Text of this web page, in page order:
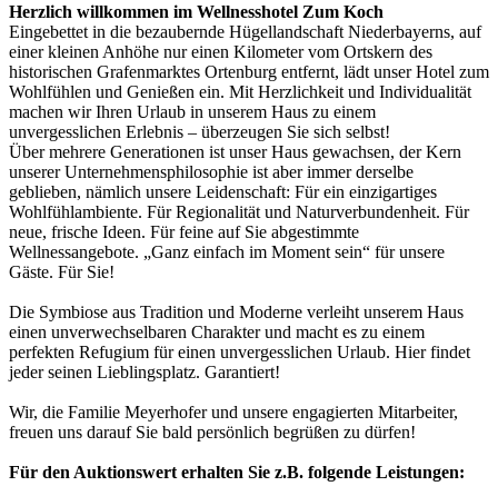
Herzlich willkommen im Wellnesshotel Zum Koch
Eingebettet in die bezaubernde Hügellandschaft Niederbayerns, auf
einer kleinen Anhöhe nur einen Kilometer vom Ortskern des
historischen Grafenmarktes Ortenburg entfernt, lädt unser Hotel zum
Wohlfühlen und Genießen ein. Mit Herzlichkeit und Individualität
machen wir Ihren Urlaub in unserem Haus zu einem
unvergesslichen Erlebnis – überzeugen Sie sich selbst!
Über mehrere Generationen ist unser Haus gewachsen, der Kern
unserer Unternehmensphilosophie ist aber immer derselbe
geblieben, nämlich unsere Leidenschaft: Für ein einzigartiges
Wohlfühlambiente. Für Regionalität und Naturverbundenheit. Für
neue, frische Ideen. Für feine auf Sie abgestimmte
Wellnessangebote. „Ganz einfach im Moment sein“ für unsere
Gäste. Für Sie!
Die Symbiose aus Tradition und Moderne verleiht unserem Haus
einen unverwechselbaren Charakter und macht es zu einem
perfekten Refugium für einen unvergesslichen Urlaub. Hier findet
jeder seinen Lieblingsplatz. Garantiert!
Wir, die Familie Meyerhofer und unsere engagierten Mitarbeiter,
freuen uns darauf Sie bald persönlich begrüßen zu dürfen!
Für den Auktionswert erhalten Sie z.B. folgende Leistungen: